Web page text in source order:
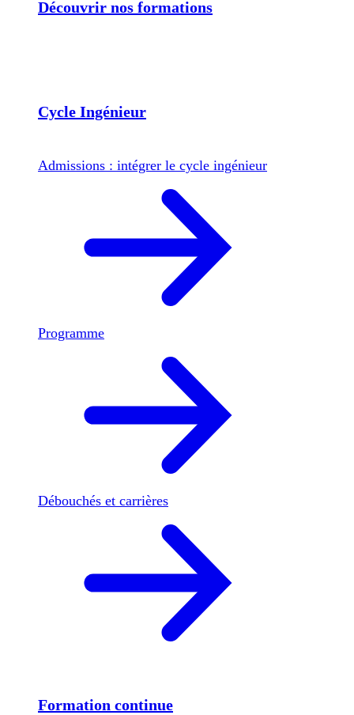
Découvrir nos formations
Cycle Ingénieur
Admissions : intégrer le cycle ingénieur
Programme
Débouchés et carrières
Formation continue